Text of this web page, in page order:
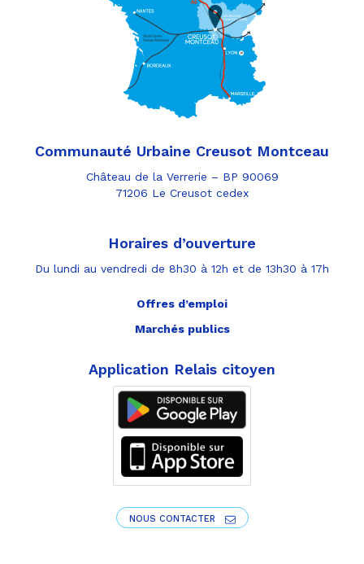
Communauté Urbaine Creusot Montceau
Château de la Verrerie – BP 90069
71206 Le Creusot cedex
Horaires d’ouverture
Du lundi au vendredi de 8h30 à 12h et de 13h30 à 17h
Offres d’emploi
Marchés publics
Application Relais citoyen
NOUS CONTACTER